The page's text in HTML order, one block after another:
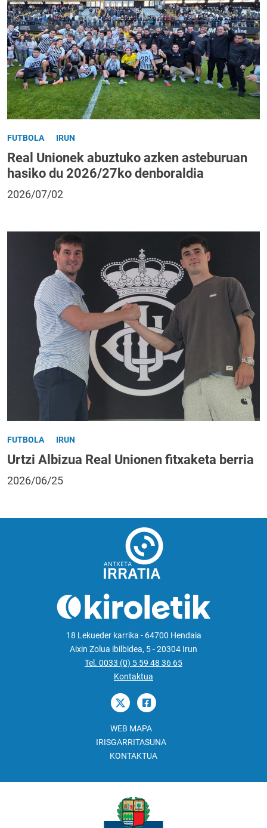
FUTBOLA IRUN
Real Unionek abuztuko azken asteburuan
hasiko du 2026/27ko denboraldia
2026/07/02
FUTBOLA IRUN
Urtzi Albizua Real Unionen fitxaketa berria
2026/06/25
18 Lekueder karrika - 64700 Hendaia
Aixin Zolua ibilbidea, 5 - 20304 Irun
Tel. 0033 (0) 5 59 48 36 65
Kontaktua
WEB MAPA
IRISGARRITASUNA
KONTAKTUA